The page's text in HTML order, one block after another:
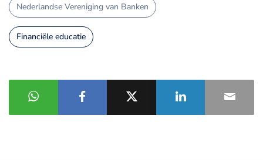
Nederlandse Vereniging van Banken
Financiële educatie